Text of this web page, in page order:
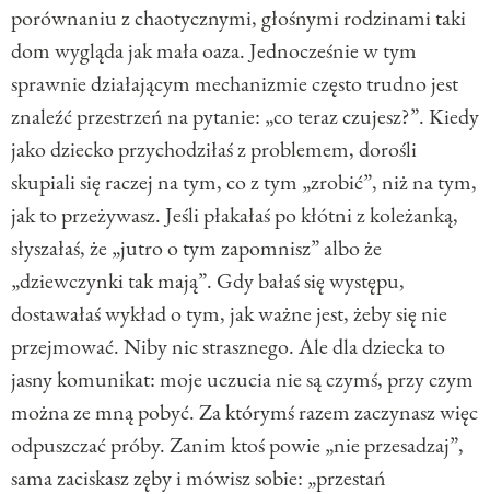
porównaniu z chaotycznymi, głośnymi rodzinami taki
dom wygląda jak mała oaza. Jednocześnie w tym
sprawnie działającym mechanizmie często trudno jest
znaleźć przestrzeń na pytanie: „co teraz czujesz?”. Kiedy
jako dziecko przychodziłaś z problemem, dorośli
skupiali się raczej na tym, co z tym „zrobić”, niż na tym,
jak to przeżywasz. Jeśli płakałaś po kłótni z koleżanką,
słyszałaś, że „jutro o tym zapomnisz” albo że
„dziewczynki tak mają”. Gdy bałaś się występu,
dostawałaś wykład o tym, jak ważne jest, żeby się nie
przejmować. Niby nic strasznego. Ale dla dziecka to
jasny komunikat: moje uczucia nie są czymś, przy czym
można ze mną pobyć. Za którymś razem zaczynasz więc
odpuszczać próby. Zanim ktoś powie „nie przesadzaj”,
sama zaciskasz zęby i mówisz sobie: „przestań